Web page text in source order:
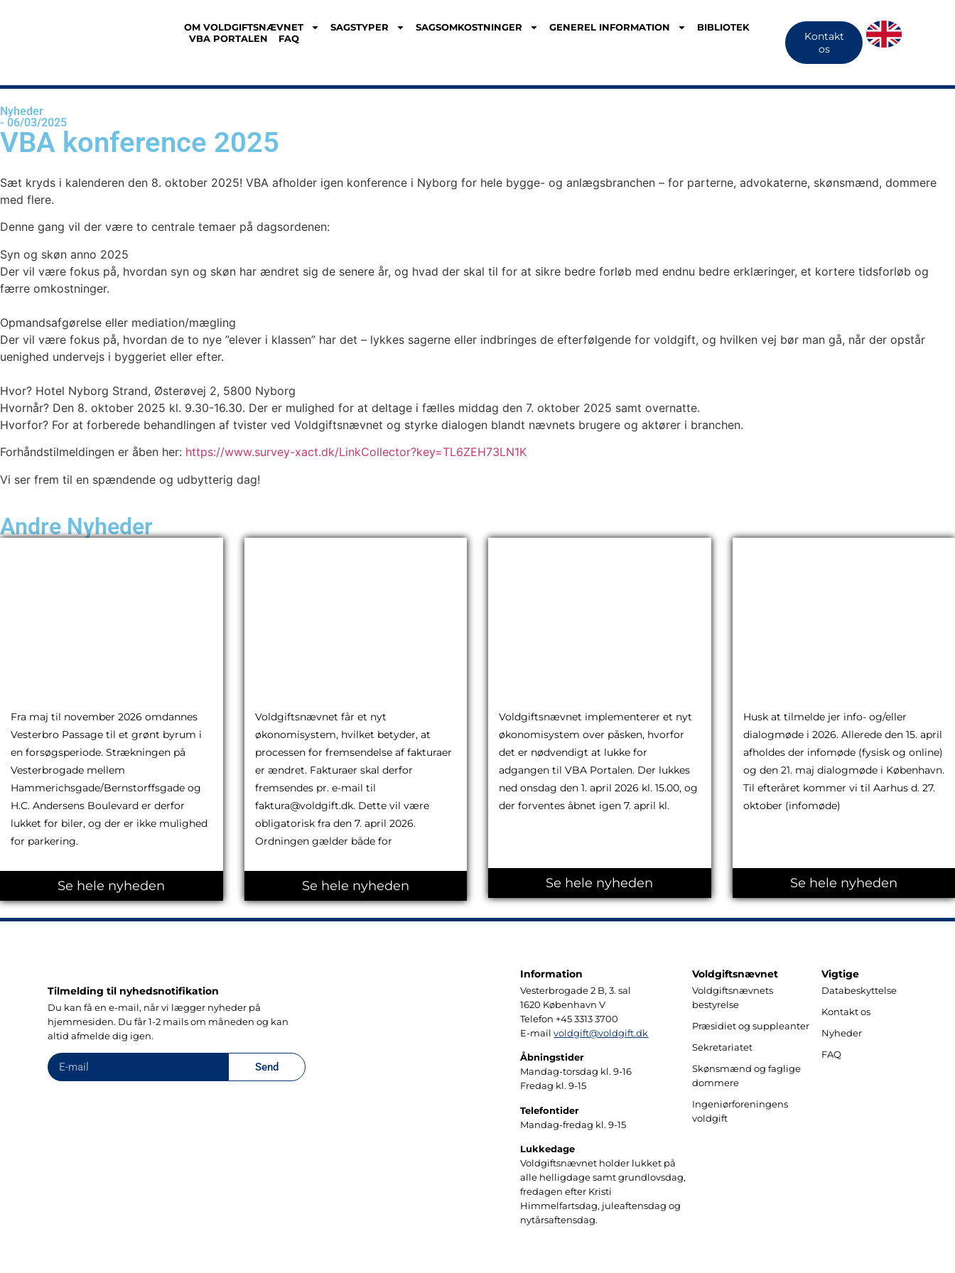
OM VOLDGIFTSNÆVNET SAGSTYPER SAGSOMKOSTNINGER GENEREL INFORMATION
BIBLIOTEK
VBA PORTALEN
FAQ
Kontakt
os
Nyheder
- 06/03/2025
VBA konference 2025
Sæt kryds i kalenderen den 8. oktober 2025! VBA afholder igen konference i Nyborg for hele bygge- og anlægsbranchen – for parterne, advokaterne, skønsmænd, dommere
med flere.
Denne gang vil der være to centrale temaer på dagsordenen:
Syn og skøn anno 2025
Der vil være fokus på, hvordan syn og skøn har ændret sig de senere år, og hvad der skal til for at sikre bedre forløb med endnu bedre erklæringer, et kortere tidsforløb og
færre omkostninger.
Opmandsafgørelse eller mediation/mægling
Der vil være fokus på, hvordan de to nye ”elever i klassen” har det – lykkes sagerne eller indbringes de efterfølgende for voldgift, og hvilken vej bør man gå, når der opstår
uenighed undervejs i byggeriet eller efter.
Hvor? Hotel Nyborg Strand, Østerøvej 2, 5800 Nyborg
Hvornår? Den 8. oktober 2025 kl. 9.30-16.30. Der er mulighed for at deltage i fælles middag den 7. oktober 2025 samt overnatte.
Hvorfor? For at forberede behandlingen af tvister ved Voldgiftsnævnet og styrke dialogen blandt nævnets brugere og aktører i branchen.
Forhåndstilmeldingen er åben her: https://www.survey-xact.dk/LinkCollector?key=TL6ZEH73LN1K
Vi ser frem til en spændende og udbytterig dag!
Andre Nyheder
Fra maj til november 2026 omdannes
Vesterbro Passage til et grønt byrum i
en forsøgsperiode. Strækningen på
Vesterbrogade mellem
Hammerichsgade/Bernstorffsgade og
H.C. Andersens Boulevard er derfor
lukket for biler, og der er ikke mulighed
for parkering.
Se hele nyheden
Voldgiftsnævnet får et nyt
økonomisystem, hvilket betyder, at
processen for fremsendelse af fakturaer
er ændret. Fakturaer skal derfor
fremsendes pr. e-mail til
faktura@voldgift.dk. Dette vil være
obligatorisk fra den 7. april 2026.
Ordningen gælder både for
Se hele nyheden
Voldgiftsnævnet implementerer et nyt
økonomisystem over påsken, hvorfor
det er nødvendigt at lukke for
adgangen til VBA Portalen. Der lukkes
ned onsdag den 1. april 2026 kl. 15.00, og
der forventes åbnet igen 7. april kl.
Se hele nyheden
Husk at tilmelde jer info- og/eller
dialogmøde i 2026. Allerede den 15. april
afholdes der infomøde (fysisk og online)
og den 21. maj dialogmøde i København.
Til efteråret kommer vi til Aarhus d. 27.
oktober (infomøde)
Se hele nyheden
Tilmelding til nyhedsnotifikation
Du kan få en e-mail, når vi lægger nyheder på
hjemmesiden. Du får 1-2 mails om måneden og kan
altid afmelde dig igen.
Send
Information
Vesterbrogade 2 B, 3. sal
1620 København V
Telefon +45 3313 3700
E-mailvoldgift@voldgift.dk
Åbningstider
Mandag-torsdag kl. 9-16
Fredag kl. 9-15
Telefontider
Mandag-fredag kl. 9-15
Lukkedage
Voldgiftsnævnet holder lukket på
alle helligdage samt grundlovsdag,
fredagen efter Kristi
Himmelfartsdag, juleaftensdag og
nytårsaftensdag.
Voldgiftsnævnet
Voldgiftsnævnets
bestyrelse
Præsidiet og suppleanter
Sekretariatet
Skønsmænd og faglige
dommere
Ingeniørforeningens
voldgift
Vigtige
Databeskyttelse
Kontakt os
Nyheder
FAQ